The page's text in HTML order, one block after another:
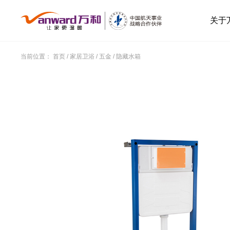
关于
当前位置：首页 /家居卫浴 / 五金 / 隐藏水箱